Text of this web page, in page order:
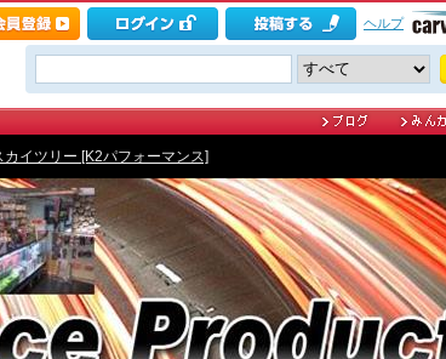
ヘルプ
カイツリー [K2パフォーマンス]